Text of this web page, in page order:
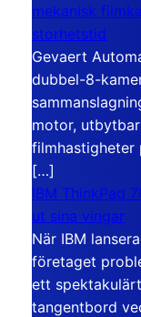
mekanisk
storhetstid
Gevaert
dubbel-8-
motor,
filmhastigheter
[…]
IBM ThinkPad
ut sina vingar
När IBM
företaget
ett
tangentbord